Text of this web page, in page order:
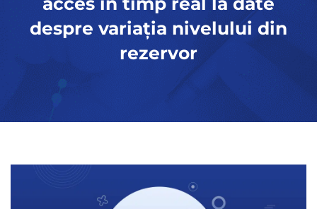
despre variația nivelului din
rezervor